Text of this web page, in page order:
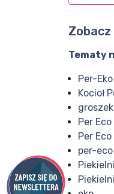
Tematy
Per-
Kocioł
Per Eco
Per Eco
per-eco